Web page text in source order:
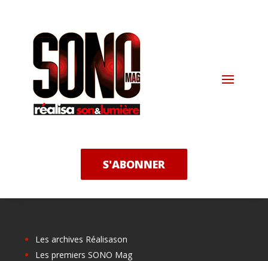
S'ABONNER
Les archives Réalisason
Les premiers SONO Mag